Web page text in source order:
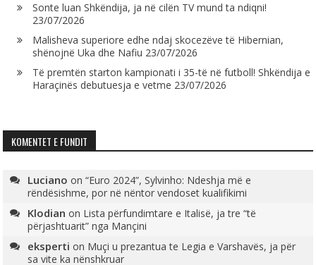
Sonte luan Shkëndija, ja në cilën TV mund ta ndiqni!
23/07/2026
Malisheva superiore edhe ndaj skocezëve të Hibernian,
shënojnë Uka dhe Nafiu 23/07/2026
Të premtën starton kampionati i 35-të në futboll! Shkëndija e
Haraçinës debutuesja e vetme 23/07/2026
KOMENTET E FUNDIT
Luciano on“Euro 2024”, Sylvinho: Ndeshja më e
rëndësishme, por në nëntor vendoset kualifikimi
Klodian on Lista përfundimtare e Italisë, ja tre “të
përjashtuarit” nga Mançini
eksperti on Muçi u prezantua te Legia e Varshavës, ja për
sa vite ka nënshkruar